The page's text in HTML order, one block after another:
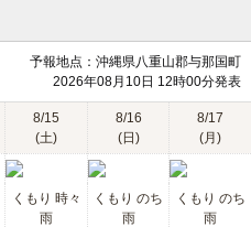
予報地点：沖縄県八重山郡与那国町
2026年08月10日 12時00分発表
8/15
(土)
8/16
(日)
8/17
(月)
くもり 時々
雨
くもり のち
雨
くもり のち
雨